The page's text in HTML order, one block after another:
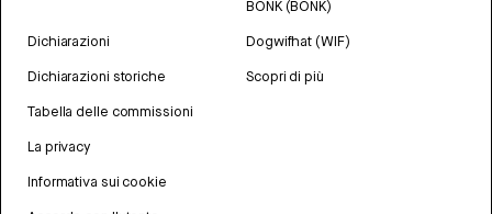
Dichiarazioni
Dichiarazioni storiche
Tabella delle commissioni
La privacy
Informativa sui cookie
BONK (BONK)
Dogwifhat (WIF)
Scopri di più